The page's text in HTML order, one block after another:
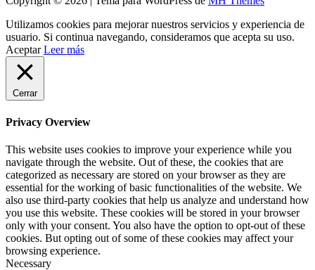
Utilizamos cookies para mejorar nuestros servicios y experiencia de
usuario. Si continua navegando, consideramos que acepta su uso.
Aceptar Leer más
Cerrar
Privacy Overview
This website uses cookies to improve your experience while you
navigate through the website. Out of these, the cookies that are
categorized as necessary are stored on your browser as they are
essential for the working of basic functionalities of the website. We
also use third-party cookies that help us analyze and understand how
you use this website. These cookies will be stored in your browser
only with your consent. You also have the option to opt-out of these
cookies. But opting out of some of these cookies may affect your
browsing experience.
Necessary